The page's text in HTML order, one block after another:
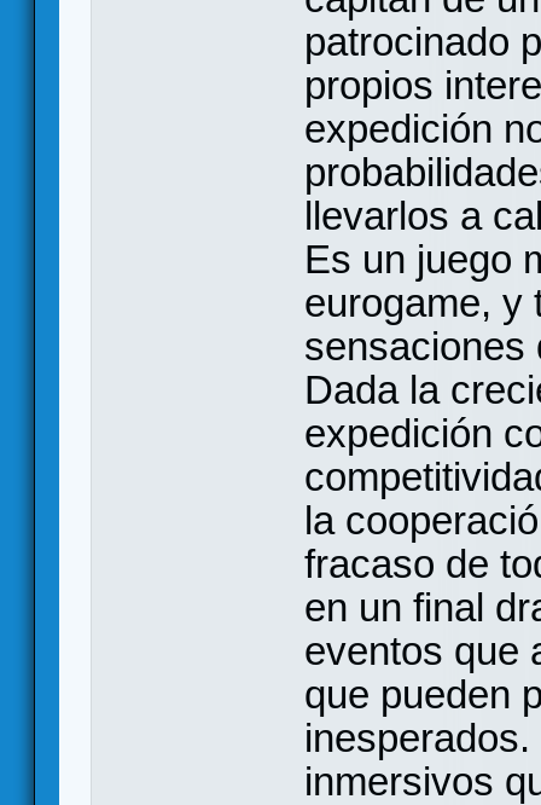
patrocinado
propios
expedición
llevarlos a
Es un juego
eurogame, y
sensaciones
Dada la
expedición
la
fracaso de
en un final
eventos que
que pueden
inmersivos